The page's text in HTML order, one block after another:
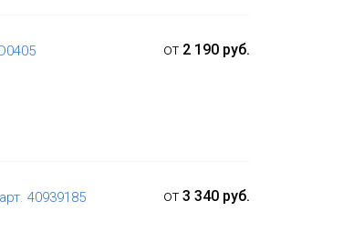
от 2 190 руб.
40939185 от 3 340 руб.